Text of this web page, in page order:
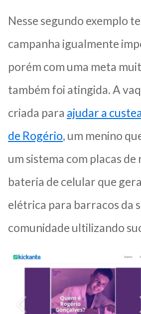
Nesse segundo exemplo
campanha igualmente
porém com uma meta
também foi atingida. A
criada para ajudar a
de Rogério, um menino
um sistema com placas de
bateria de celular que
elétrica para barracos da
comunidade ultilizando